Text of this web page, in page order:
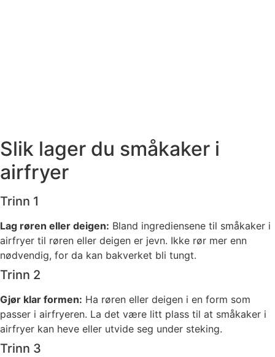
Slik lager du småkaker i
airfryer
Trinn 1
Lag røren eller deigen: Bland ingrediensene til småkaker i
airfryer til røren eller deigen er jevn. Ikke rør mer enn
nødvendig, for da kan bakverket bli tungt.
Trinn 2
Gjør klar formen: Ha røren eller deigen i en form som
passer i airfryeren. La det være litt plass til at småkaker i
airfryer kan heve eller utvide seg under steking.
Trinn 3